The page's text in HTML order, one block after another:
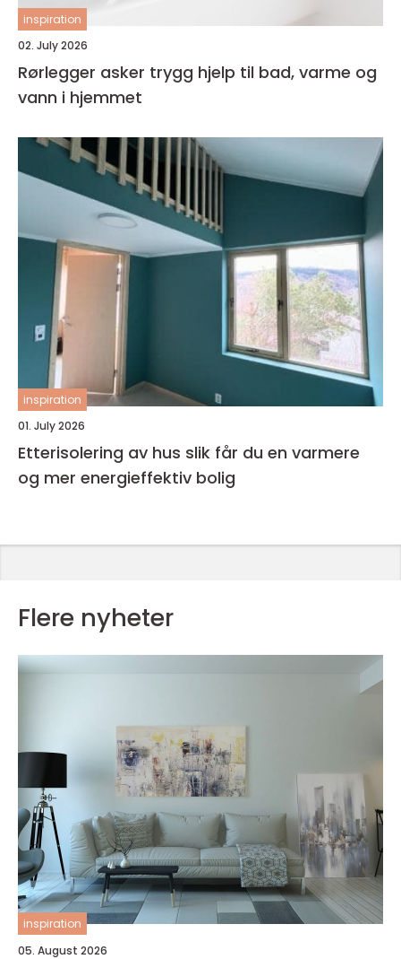
inspiration
02. July 2026
Rørlegger asker trygg hjelp til bad, varme og
vann i hjemmet
inspiration
01. July 2026
Etterisolering av hus slik får du en varmere
og mer energieffektiv bolig
Flere nyheter
inspiration
05. August 2026